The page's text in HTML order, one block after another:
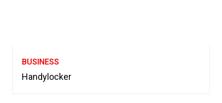
BUSINESS
Handylocker